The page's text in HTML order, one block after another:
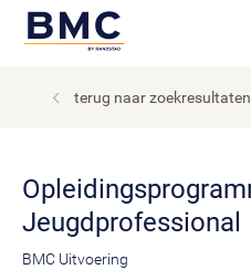
terug naar zoekresultaten
Opleidingsprogramma
Jeugdprofessional
BMC Uitvoering